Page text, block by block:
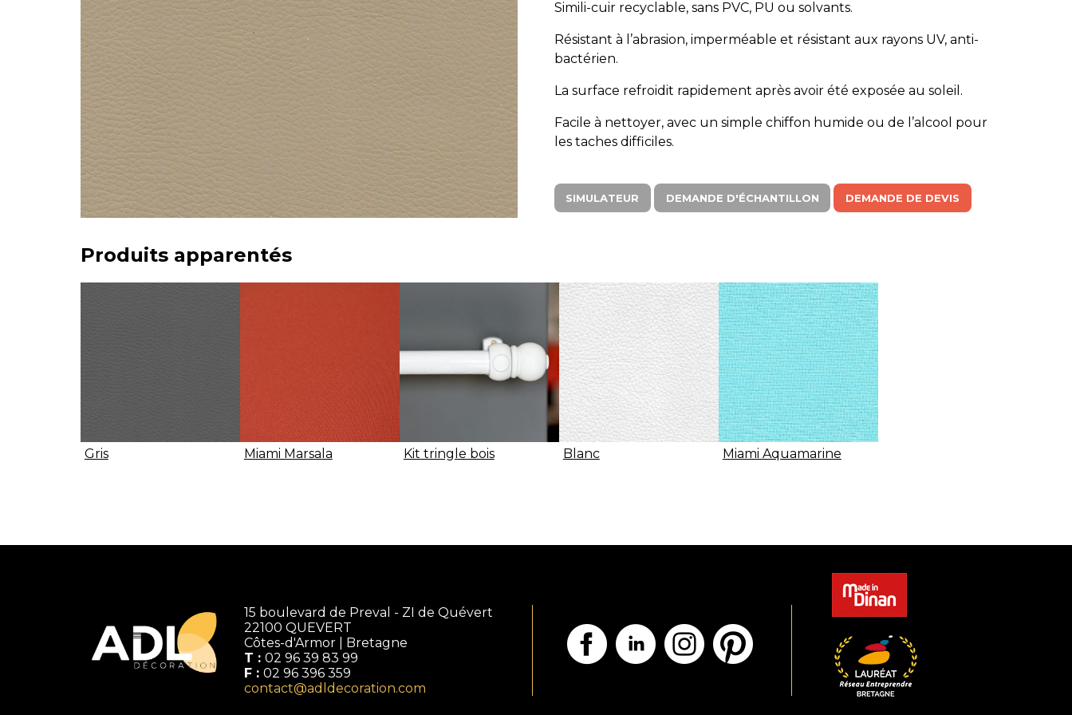
Simili-cuir recyclable, sans PVC, PU ou solvants.
Résistant à l’abrasion, imperméable et résistant aux rayons UV, anti-
bactérien.
La surface refroidit rapidement après avoir été exposée au soleil.
Facile à nettoyer, avec un simple chiffon humide ou de l’alcool pour
les taches difficiles.
SIMULATEUR DEMANDE D'ÉCHANTILLON DEMANDE DE DEVIS
Produits apparentés
Gris Miami Marsala Kit tringle bois Blanc Miami Aquamarine
Décoration
15 boulevard de Preval - ZI de Quévert
22100 QUEVERT
Côtes-d'Armor | Bretagne
T :02 96 39 83 99
F :02 96 396 359
contact@adldecoration.com
Facebook
Linkedin
Instagram
Pinterest